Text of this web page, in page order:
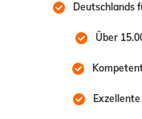
Deutschlands
Über